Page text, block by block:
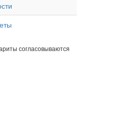
согласовываются